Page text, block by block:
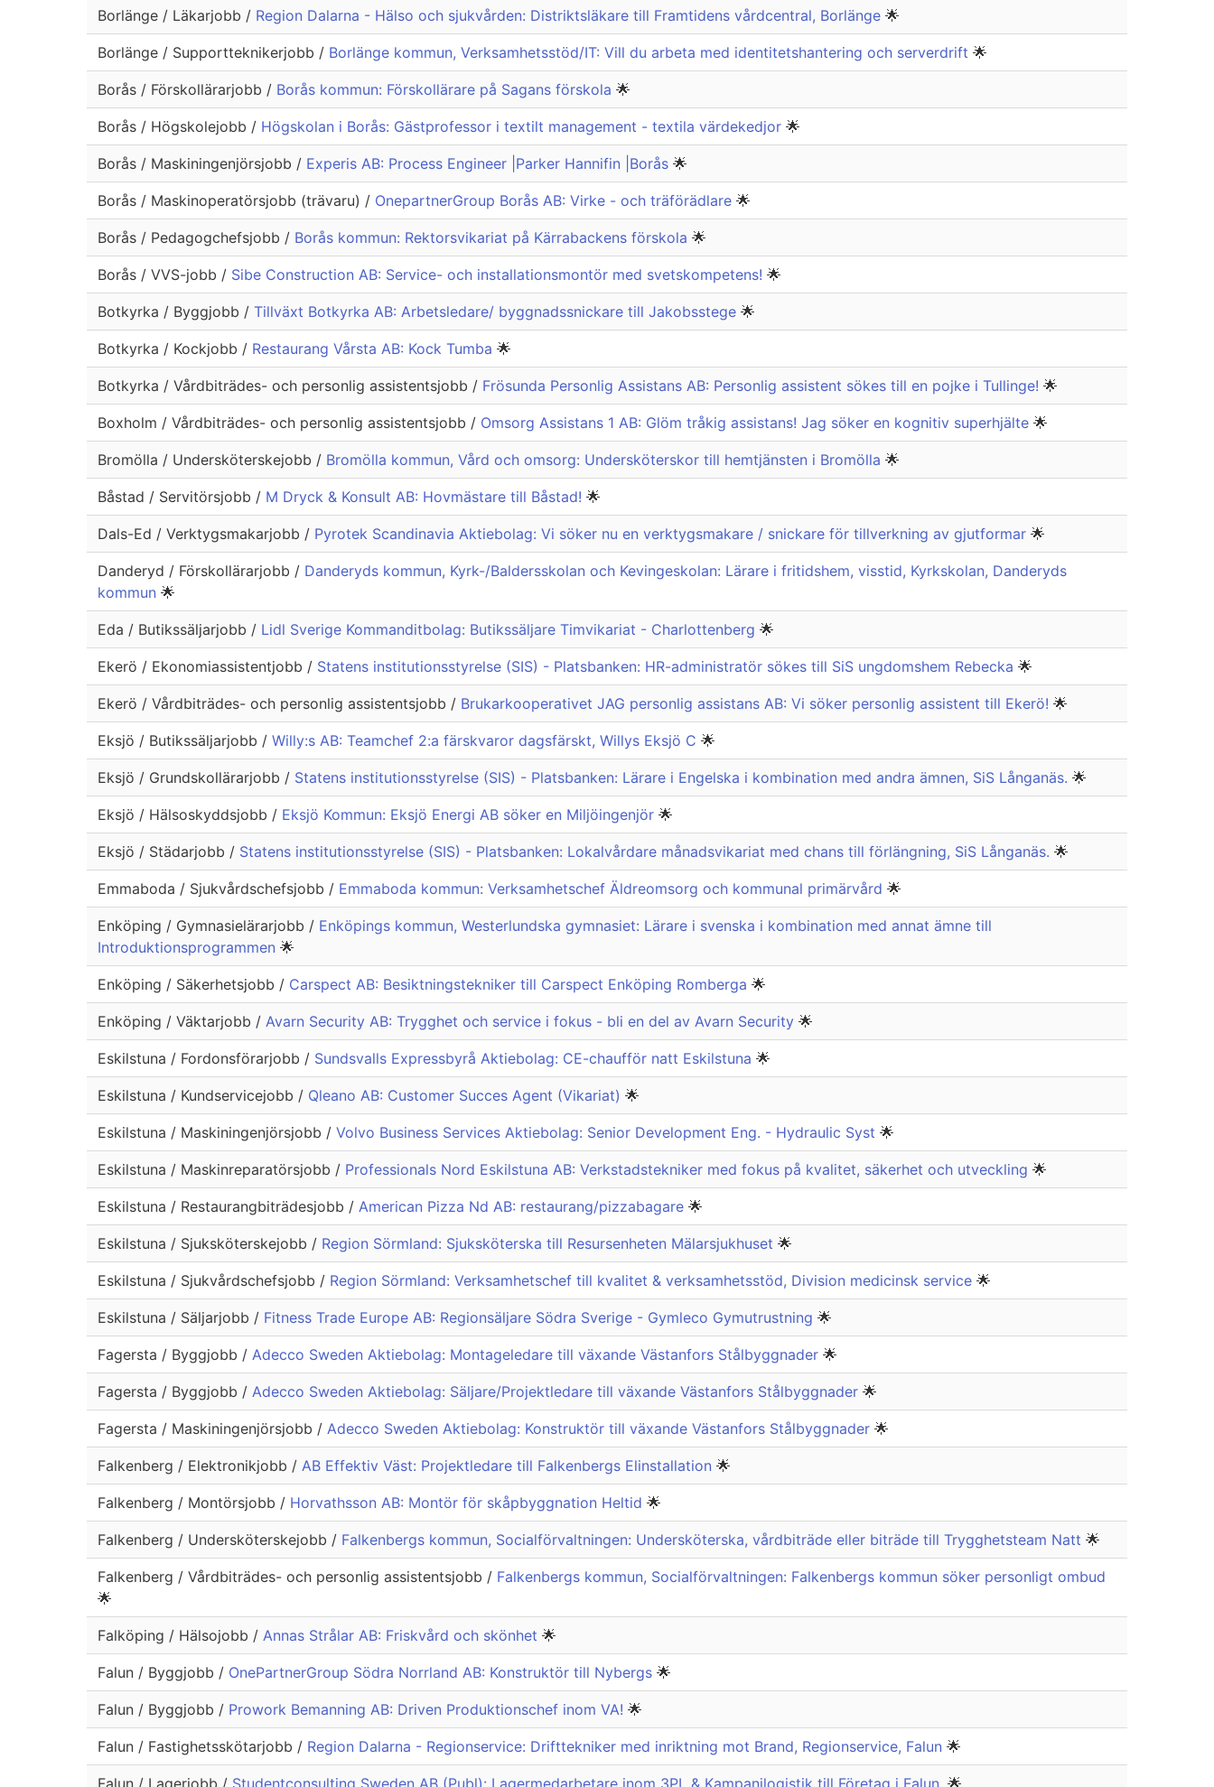
Borlänge / Läkarjobb / Region Dalarna - Hälso och sjukvården: Distriktsläkare till Framtidens vårdcentral, Borlänge 🌟
Borlänge / Supportteknikerjobb / Borlänge kommun, Verksamhetsstöd/IT: Vill du arbeta med identitetshantering och serverdrift 🌟
Borås / Förskollärarjobb / Borås kommun: Förskollärare på Sagans förskola 🌟
Borås / Högskolejobb / Högskolan i Borås: Gästprofessor i textilt management - textila värdekedjor 🌟
Borås / Maskiningenjörsjobb / Experis AB: Process Engineer |Parker Hannifin |Borås 🌟
Borås / Maskinoperatörsjobb (trävaru) / OnepartnerGroup Borås AB: Virke - och träförädlare 🌟
Borås / Pedagogchefsjobb / Borås kommun: Rektorsvikariat på Kärrabackens förskola 🌟
Borås / VVS-jobb / Sibe Construction AB: Service- och installationsmontör med svetskompetens! 🌟
Botkyrka / Byggjobb / Tillväxt Botkyrka AB: Arbetsledare/ byggnadssnickare till Jakobsstege 🌟
Botkyrka / Kockjobb / Restaurang Vårsta AB: Kock Tumba 🌟
Botkyrka / Vårdbiträdes- och personlig assistentsjobb / Frösunda Personlig Assistans AB: Personlig assistent sökes till en pojke i Tullinge! 🌟
Boxholm / Vårdbiträdes- och personlig assistentsjobb / Omsorg Assistans 1 AB: Glöm tråkig assistans! Jag söker en kognitiv superhjälte 🌟
Bromölla / Undersköterskejobb / Bromölla kommun, Vård och omsorg: Undersköterskor till hemtjänsten i Bromölla 🌟
Båstad / Servitörsjobb / M Dryck & Konsult AB: Hovmästare till Båstad! 🌟
Dals-Ed / Verktygsmakarjobb / Pyrotek Scandinavia Aktiebolag: Vi söker nu en verktygsmakare / snickare för tillverkning av gjutformar 🌟
Danderyd / Förskollärarjobb / Danderyds kommun, Kyrk-/Baldersskolan och Kevingeskolan: Lärare i fritidshem, visstid, Kyrkskolan, Danderyds
kommun 🌟
Eda / Butikssäljarjobb / Lidl Sverige Kommanditbolag: Butikssäljare Timvikariat - Charlottenberg 🌟
Ekerö / Ekonomiassistentjobb / Statens institutionsstyrelse (SIS) - Platsbanken: HR-administratör sökes till SiS ungdomshem Rebecka 🌟
Ekerö / Vårdbiträdes- och personlig assistentsjobb / Brukarkooperativet JAG personlig assistans AB: Vi söker personlig assistent till Ekerö! 🌟
Eksjö / Butikssäljarjobb / Willy:s AB: Teamchef 2:a färskvaror dagsfärskt, Willys Eksjö C 🌟
Eksjö / Grundskollärarjobb / Statens institutionsstyrelse (SIS) - Platsbanken: Lärare i Engelska i kombination med andra ämnen, SiS Långanäs. 🌟
Eksjö / Hälsoskyddsjobb / Eksjö Kommun: Eksjö Energi AB söker en Miljöingenjör 🌟
Eksjö / Städarjobb / Statens institutionsstyrelse (SIS) - Platsbanken: Lokalvårdare månadsvikariat med chans till förlängning, SiS Långanäs. 🌟
Emmaboda / Sjukvårdschefsjobb / Emmaboda kommun: Verksamhetschef Äldreomsorg och kommunal primärvård 🌟
Enköping / Gymnasielärarjobb / Enköpings kommun, Westerlundska gymnasiet: Lärare i svenska i kombination med annat ämne till
Introduktionsprogrammen 🌟
Enköping / Säkerhetsjobb / Carspect AB: Besiktningstekniker till Carspect Enköping Romberga 🌟
Enköping / Väktarjobb / Avarn Security AB: Trygghet och service i fokus - bli en del av Avarn Security 🌟
Eskilstuna / Fordonsförarjobb / Sundsvalls Expressbyrå Aktiebolag: CE-chaufför natt Eskilstuna 🌟
Eskilstuna / Kundservicejobb / Qleano AB: Customer Succes Agent (Vikariat) 🌟
Eskilstuna / Maskiningenjörsjobb / Volvo Business Services Aktiebolag: Senior Development Eng. - Hydraulic Syst 🌟
Eskilstuna / Maskinreparatörsjobb / Professionals Nord Eskilstuna AB: Verkstadstekniker med fokus på kvalitet, säkerhet och utveckling 🌟
Eskilstuna / Restaurangbiträdesjobb / American Pizza Nd AB: restaurang/pizzabagare 🌟
Eskilstuna / Sjuksköterskejobb / Region Sörmland: Sjuksköterska till Resursenheten Mälarsjukhuset 🌟
Eskilstuna / Sjukvårdschefsjobb / Region Sörmland: Verksamhetschef till kvalitet & verksamhetsstöd, Division medicinsk service 🌟
Eskilstuna / Säljarjobb / Fitness Trade Europe AB: Regionsäljare Södra Sverige - Gymleco Gymutrustning 🌟
Fagersta / Byggjobb / Adecco Sweden Aktiebolag: Montageledare till växande Västanfors Stålbyggnader 🌟
Fagersta / Byggjobb / Adecco Sweden Aktiebolag: Säljare/Projektledare till växande Västanfors Stålbyggnader 🌟
Fagersta / Maskiningenjörsjobb / Adecco Sweden Aktiebolag: Konstruktör till växande Västanfors Stålbyggnader 🌟
Falkenberg / Elektronikjobb / AB Effektiv Väst: Projektledare till Falkenbergs Elinstallation 🌟
Falkenberg / Montörsjobb / Horvathsson AB: Montör för skåpbyggnation Heltid 🌟
Falkenberg / Undersköterskejobb / Falkenbergs kommun, Socialförvaltningen: Undersköterska, vårdbiträde eller biträde till Trygghetsteam Natt 🌟
Falkenberg / Vårdbiträdes- och personlig assistentsjobb / Falkenbergs kommun, Socialförvaltningen: Falkenbergs kommun söker personligt ombud
🌟
Falköping / Hälsojobb / Annas Strålar AB: Friskvård och skönhet 🌟
Falun / Byggjobb / OnePartnerGroup Södra Norrland AB: Konstruktör till Nybergs 🌟
Falun / Byggjobb / Prowork Bemanning AB: Driven Produktionschef inom VA! 🌟
Falun / Fastighetsskötarjobb / Region Dalarna - Regionservice: Drifttekniker med inriktning mot Brand, Regionservice, Falun 🌟